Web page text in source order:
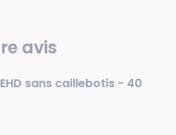
avis
sans caillebotis - 40